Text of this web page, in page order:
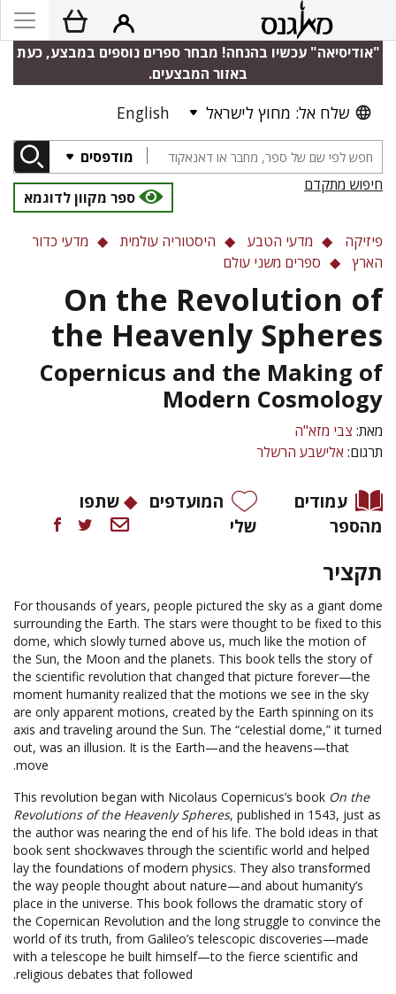
"אודיסיאה" עכשיו בהנחה! מבחר ספרים נוספים במבצע, כעת
באזור המבצעים.
שלח אל: מחוץ לישראל English
מודפסים
חיפוש מתקדם
ספר מקוון לדוגמא
פיזיקה מדעי הטבע היסטוריה עולמית
מדעי כדור
הארץ
ספרים משני עולם
On the Revolution of
the Heavenly Spheres
Copernicus and the Making of
Modern Cosmology
מאת: צבי מזא"ה
תרגום: אלישבע הרשלר
עמודים
מהספר
המועדפים
שלי
שתפו
תקציר
For thousands of years, people pictured the sky as a giant dome
surrounding the Earth. The stars were thought to be fixed to this
dome, which slowly turned above us, much like the motion of
the Sun, the Moon and the planets. This book tells the story of
the scientific revolution that changed that picture forever—the
moment humanity realized that the motions we see in the sky
are only apparent motions, created by the Earth spinning on its
axis and traveling around the Sun. The “celestial dome,” it turned
out, was an illusion. It is the Earth—and the heavens—that
move.
This revolution began with Nicolaus Copernicus’s book On the
Revolutions of the Heavenly Spheres, published in 1543, just as
the author was nearing the end of his life. The bold ideas in that
book sent shockwaves through the scientific world and helped
lay the foundations of modern physics. They also transformed
the way people thought about nature—and about humanity’s
place in the universe. This book follows the dramatic story of
the Copernican Revolution and the long struggle to convince the
world of its truth, from Galileo’s telescopic discoveries—made
with a telescope he built himself—to the fierce scientific and
religious debates that followed.